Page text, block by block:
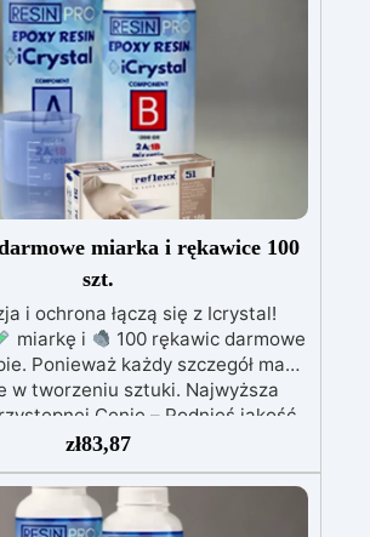
miarka i rękawice 100
szt.
i ochrona łączą się z Icrystal!
miarkę i
100 rękawic darmowe
Ponieważ każdy szczegół ma
w tworzeniu sztuki. Najwyższa
Cenie – Podnieś jakość
bez rujnowania portfela! ICRYSTAL
jakość za ułamek kosztów.
Jasność – Osiągnij niezrównaną
dzięki naszej bezbłędnej,
zł83,87